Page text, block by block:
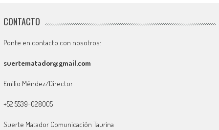
CONTACTO
Ponte en contacto con nosotros:
suertematador@gmail.com
Emilio Méndez/Director
+52 5539-028005
Suerte Matador Comunicación Taurina